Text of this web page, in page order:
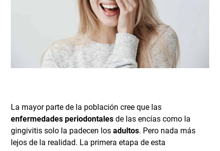
La mayor parte de la población cree que las
enfermedades periodontales de las encías como la
gingivitis solo la padecen losadultos. Pero nada más
lejos de la realidad. La primera etapa de esta